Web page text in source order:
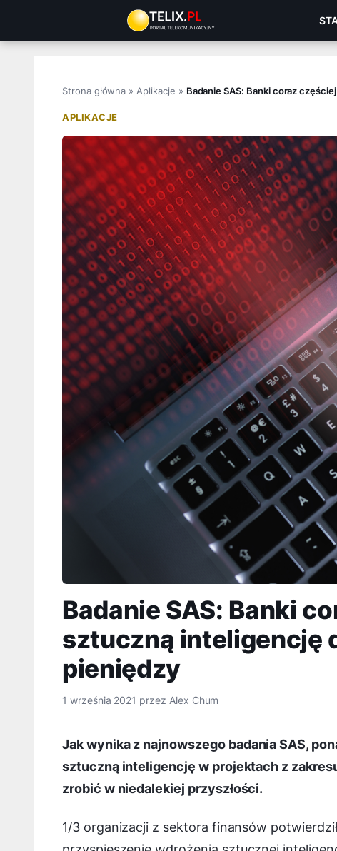
treści
Strona główna » Aplikacje » Badanie SAS: Banki coraz
APLIKACJE
Badanie SAS: Banki
sztuczną inteligencję
pieniędzy
1 września 2021 przez Alex Chum
Jak wynika z najnowszego badania SAS,
sztuczną inteligencję w projektach z
zrobić w niedalekiej przyszłości.
1/3 organizacji z sektora finansów